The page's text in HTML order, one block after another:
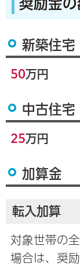
奨励金の
新築住宅
50 万円
中古住宅
25 万円
加算金
転入加算
対象世帯の
場合は、奨